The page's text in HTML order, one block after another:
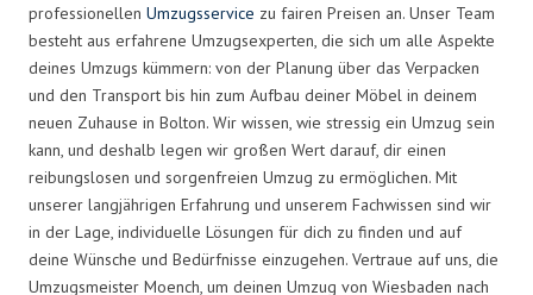
professionellen Umzugsservice zu fairen Preisen an. Unser Team
besteht aus erfahrene Umzugsexperten, die sich um alle Aspekte
deines Umzugs kümmern: von der Planung über das Verpacken
und den Transport bis hin zum Aufbau deiner Möbel in deinem
neuen Zuhause in Bolton. Wir wissen, wie stressig ein Umzug sein
kann, und deshalb legen wir großen Wert darauf, dir einen
reibungslosen und sorgenfreien Umzug zu ermöglichen. Mit
unserer langjährigen Erfahrung und unserem Fachwissen sind wir
in der Lage, individuelle Lösungen für dich zu finden und auf
deine Wünsche und Bedürfnisse einzugehen. Vertraue auf uns, die
Umzugsmeister Moench, um deinen Umzug von Wiesbaden nach